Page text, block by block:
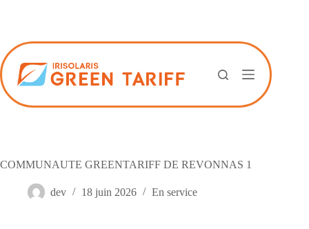
COMMUNAUTE GREENTARIFF DE REVONNAS 1
dev 18 juin 2026 En service